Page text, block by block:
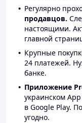
Регулярно
продавцов.
настоящими.
главной
Крупные
24 платежей.
банке.
Приложение
украинском
в Google Play.
угодно.